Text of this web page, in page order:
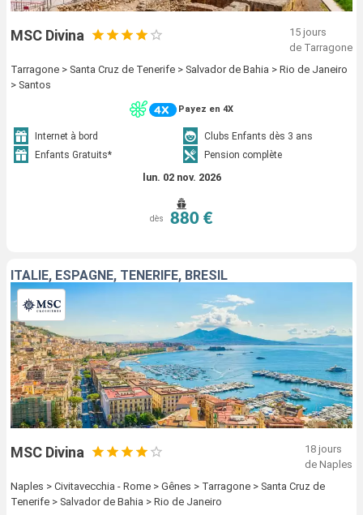
MSC Divina
15 jours
de Tarragone
Tarragone > Santa Cruz de Tenerife > Salvador de Bahia > Rio de Janeiro
> Santos
Payez en 4X
Internet à bord
Clubs Enfants dès 3 ans
Enfants Gratuits*
Pension complète
lun. 02 nov. 2026
dès 880 €
ITALIE, ESPAGNE, TENERIFE, BRÉSIL
MSC Divina
18 jours
de Naples
Naples > Civitavecchia - Rome > Gênes > Tarragone > Santa Cruz de
Tenerife > Salvador de Bahia > Rio de Janeiro